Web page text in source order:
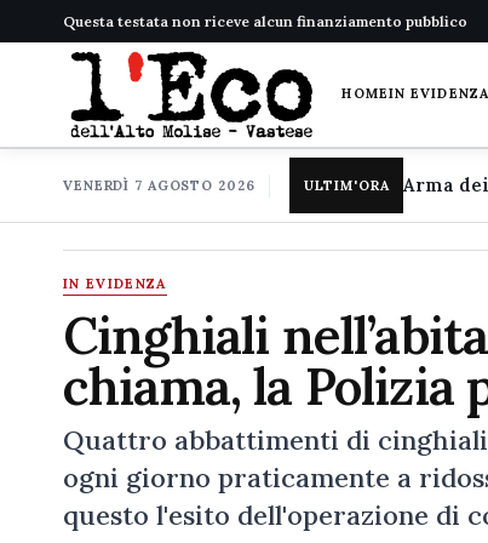
Questa testata non riceve alcun finanziamento pubblico
HOMEIN EVIDENZA
VENERDÌ 7 AGOSTO 2026 ULTIM'ORA
IN EVIDENZA
Cinghiali
chiama, la
Quattro abbattimenti di
ogni giorno praticamente a
questo l'esito dell'operazione di